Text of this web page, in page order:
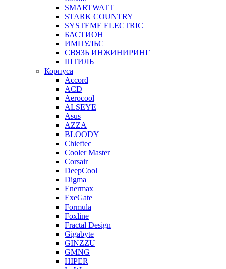
SMARTWATT
STARK COUNTRY
SYSTEME ELECTRIC
БАСТИОН
ИМПУЛЬС
СВЯЗЬ ИНЖИНИРИНГ
ШТИЛЬ
Корпуса
Accord
ACD
Aerocool
ALSEYE
Asus
AZZA
BLOODY
Chieftec
Cooler Master
Corsair
DeepCool
Digma
Enermax
ExeGate
Formula
Foxline
Fractal Design
Gigabyte
GINZZU
GMNG
HIPER